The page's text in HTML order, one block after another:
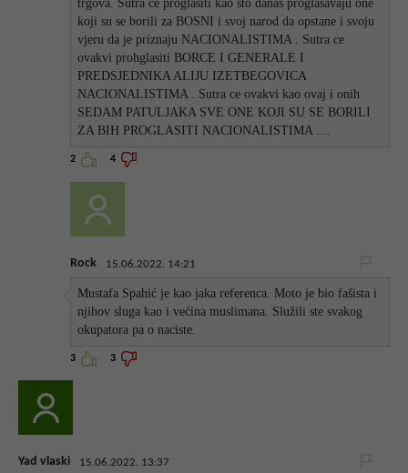
trgova. Sutra ce proglasiti kao sto danas proglasavaju one
koji su se borili za BOSNI i svoj narod da opstane i svoju
vjeru da je priznaju NACIONALISTIMA . Sutra ce
ovakvi prohglasiti BORCE I GENERALE I
PREDSJEDNIKA ALIJU IZETBEGOVICA
NACIONALISTIMA . Sutra ce ovakvi kao ovaj i onih
SEDAM PATULJAKA SVE ONE KOJI SU SE BORILI
ZA BIH PROGLASITI NACIONALISTIMA ....
2 4
Rock 15.06.2022. 14:21
Mustafa Spahić je kao jaka referenca. Moto je bio fašista i
njihov sluga kao i većina muslimana. Služili ste svakog
okupatora pa o naciste.
3 3
Yad vlaski 15.06.2022. 13:37